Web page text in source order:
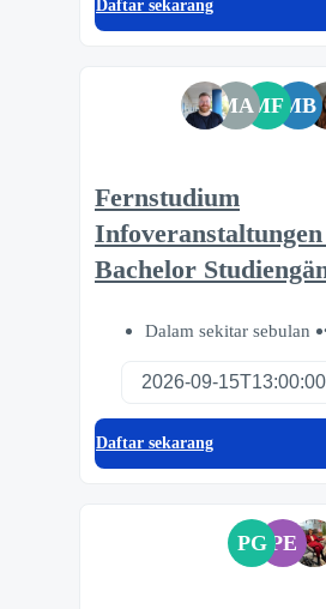
Daftar sekarang
MAMFMB
Fernstudium
Bachelor
Dalam sekitar sebulan
Daftar sekarang
PG PE